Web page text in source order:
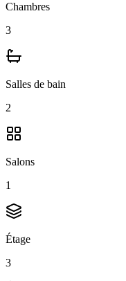
Chambres
3
Salles de bain
2
Salons
1
Étage
3